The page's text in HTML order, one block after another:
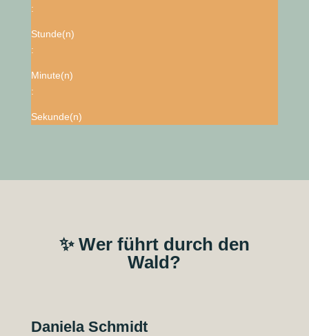
:
Stunde(n)
:
Minute(n)
:
Sekunde(n)
✨ Wer führt durch den
Wald?
Daniela Schmidt